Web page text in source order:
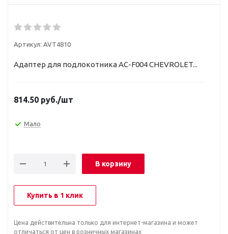
Артикул: AVT4810
Адаптер для подлокотника AC-F004 CHEVROLET...
814.50 руб./шт
Мало
В корзину
Купить в 1 клик
Цена действительна только для интернет-магазина и может
отличаться от цен в розничных магазинах